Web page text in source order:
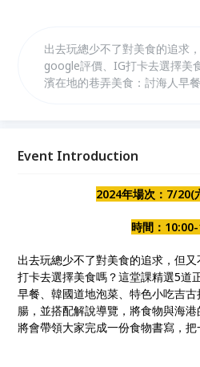
出去玩總少不了對美食的追求
google評價、IG打卡去選擇美
濱在地的巷弄美食：討海人早
Event Introduction
2024年場次：7/20(
時間：
出去玩總少不了對美食的追求，但
打卡去選擇美食嗎？這堂課精選5道
早餐、韓國道地泡菜、特色小吃吉
腸，並搭配解說導覽，將食物與海
將會帶領大家完成一份食物書寫，把